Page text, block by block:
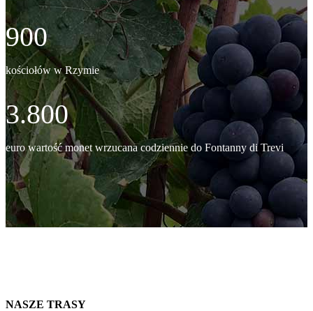
900
kościołów w Rzymie
3.800
euro wartość monet wrzucana codziennie do Fontanny di Trevi
NASZE TRASY